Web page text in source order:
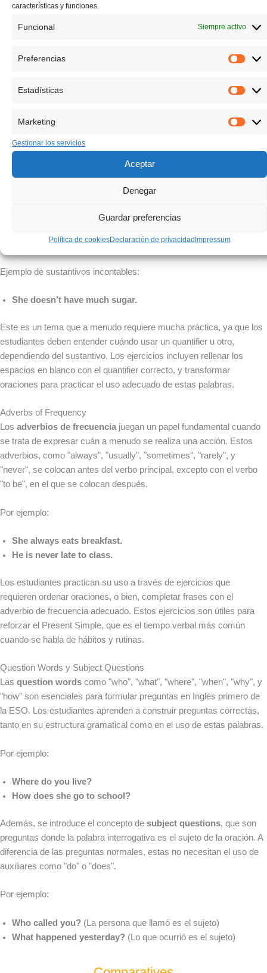
características y funciones.
Funcional Siempre activo
Preferencias
Estadísticas
Marketing
Gestionar los servicios
Aceptar
Denegar
Guardar preferencias
Política de cookiesDeclaración de privacidadImpressum
There are two cats in the garden.
Los ejercicios incluyen la práctica de la forma afirmativa, negativa e
estudiantes deben describir habitaciones, lugares o escenas usando
En 1º de ESO, los estudiantes también aprenden a trabajar con
, que son palabras como "some", "any", "much", "many"
y "a lot of", que se usan para hablar de cantidades, especialmente en
combinación con sustantivos contables e incontables.
Ejemplo de sustantivos contables:
I have many books.
Ejemplo de sustantivos incontables:
She doesn’t have much sugar.
Este es un tema que a menudo requiere mucha práctica, ya que los
estudiantes deben entender cuándo usar un quantifier u otro,
dependiendo del sustantivo. Los ejercicios incluyen rellenar los
espacios en blanco con el quantifier correcto, y transformar
oraciones para practicar el uso adecuado de estas palabras.
Adverbs of Frequency
Los adverbios de frecuenciajuegan un papel fundamental cuando
se trata de expresar cuán a menudo se realiza una acción. Estos
adverbios, como "always", "usually", "sometimes", "rarely", y
"never", se colocan antes del verbo principal, excepto con el verbo
"to be", en el que se colocan después.
Por ejemplo:
She always eats breakfast.
He is never late to class.
Los estudiantes practican su uso a través de ejercicios que
requieren ordenar oraciones, o bien, completar frases con el
adverbio de frecuencia adecuado. Estos ejercicios son útiles para
reforzar el Present Simple, que es el tiempo verbal más común
cuando se habla de hábitos y rutinas.
Question Words y Subject Questions
Las question words como "who", "what", "where", "when", "why", y
"how" son esenciales para formular preguntas en Inglés primero de
la ESO. Los estudiantes aprenden a construir preguntas correctas,
tanto en su estructura gramatical como en el uso de estas palabras.
Por ejemplo:
Where do you live?
How does she go to school?
Además, se introduce el concepto de subject questions, que son
preguntas donde la palabra interrogativa es el sujeto de la oración. A
diferencia de las preguntas normales, estas no necesitan el uso de
auxiliares como "do" o "does".
Por ejemplo:
Who called you? (La persona que llamó es el sujeto)
What happened yesterday? (Lo que ocurrió es el sujeto)